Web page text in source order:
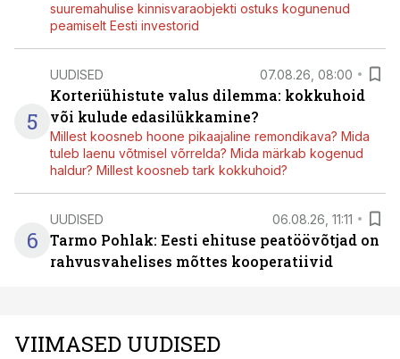
suuremahulise kinnisvaraobjekti ostuks kogunenud
peamiselt Eesti investorid
5
UUDISED 07.08.26, 08:00
Korteriühistute valus dilemma: kokkuhoid
või kulude edasilükkamine?
Millest koosneb hoone pikaajaline remondikava? Mida
tuleb laenu võtmisel võrrelda? Mida märkab kogenud
haldur? Millest koosneb tark kokkuhoid?
6
UUDISED 06.08.26, 11:11
Tarmo Pohlak: Eesti ehituse peatöövõtjad on
rahvusvahelises mõttes kooperatiivid
VIIMASED UUDISED